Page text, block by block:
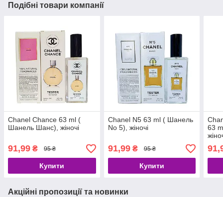
Подібні товари компанії
Chanel Chance 63 ml (
Шанель Шанс), жіночі
91,99 ₴ 95 ₴
Купити
Chanel N5 63 ml ( Шанель
No 5), жіночі
91,99₴ 95 ₴
Купити
63
Акційні пропозиції та новинки